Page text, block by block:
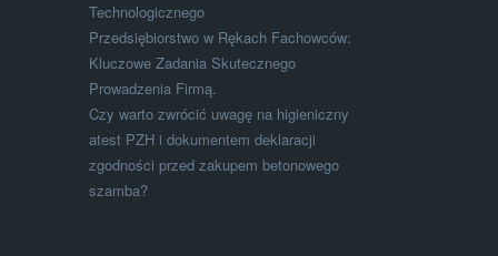
Technologicznego
Przedsiębiorstwo w Rękach Fachowców:
Kluczowe Zadania Skutecznego
Prowadzenia Firmą.
Czy warto zwrócić uwagę na higieniczny
atest PZH i dokumentem deklaracji
zgodności przed zakupem betonowego
szamba?